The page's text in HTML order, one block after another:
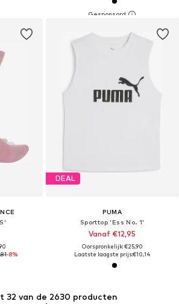
-8%
DEAL
PUMA
Sporttop 'Ess No. 1'
Vanaf €12,95
Oorspronkelijk: €25,90
Laatste laagste prijs:€10,14
32 van de 2630 producten